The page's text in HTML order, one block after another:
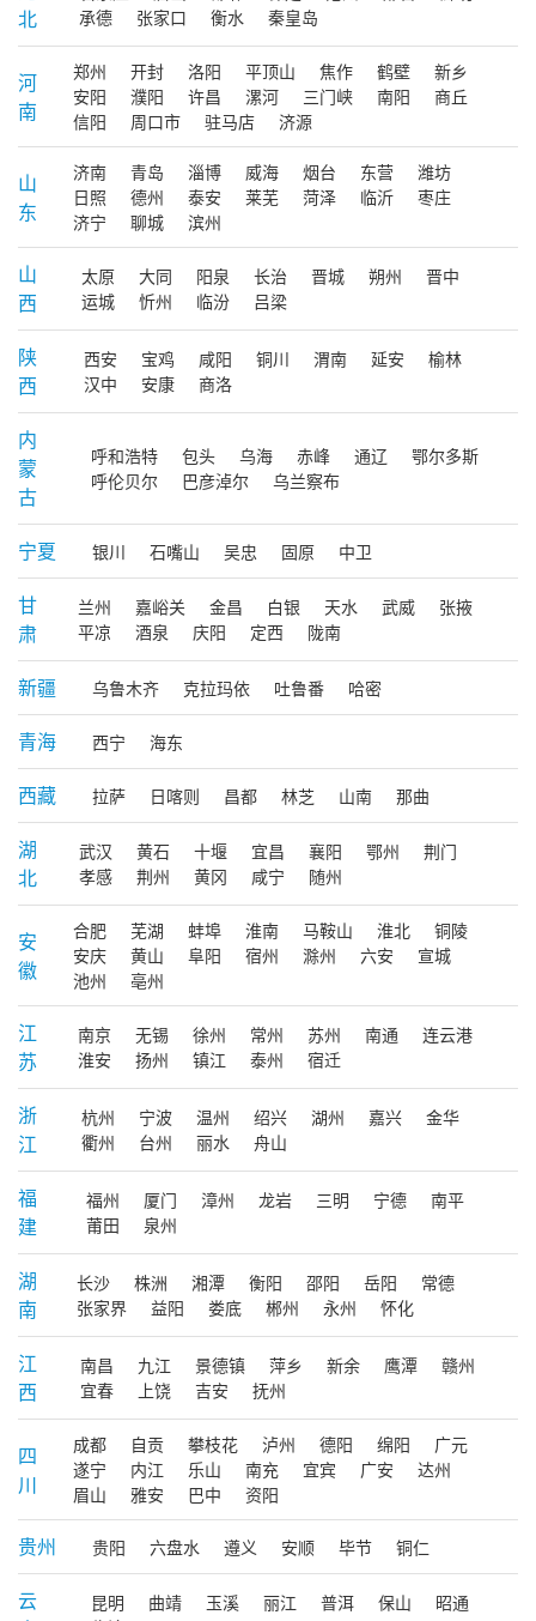
北
承德
张家口 衡水 秦皇岛
河
南
郑州 开封 洛阳 平顶山 焦作 鹤壁
新乡
安阳
濮阳 许昌 漯河 三门峡 南阳
商丘
信阳
周口市 驻马店 济源
山
东
济南 青岛 淄博 威海 烟台 东营
潍坊
日照
德州 泰安 莱芜 菏泽 临沂
枣庄
济宁
聊城 滨州
山
西
太原 大同 阳泉 长治 晋城 朔州
晋中
运城
忻州 临汾 吕梁
陕
西
西安 宝鸡 咸阳 铜川 渭南 延安
榆林
汉中
安康 商洛
内
蒙
古
呼和浩特 包头 乌海 赤峰 通辽
鄂尔多斯
呼伦贝尔
巴彦淖尔 乌兰察布
宁夏 银川 石嘴山 吴忠 固原 中卫
甘
肃
兰州 嘉峪关 金昌 白银 天水 武威
张掖
平凉
酒泉 庆阳 定西 陇南
新疆 乌鲁木齐 克拉玛依 吐鲁番 哈密
青海 西宁 海东
西藏 拉萨 日喀则 昌都 林芝 山南 那曲
湖
北
武汉 黄石 十堰 宜昌 襄阳 鄂州
荆门
孝感
荆州 黄冈 咸宁 随州
安
徽
合肥 芜湖 蚌埠 淮南 马鞍山 淮北
铜陵
安庆
黄山 阜阳 宿州 滁州 六安
宣城
池州
亳州
江
苏
南京 无锡 徐州 常州 苏州 南通
连云港
淮安
扬州 镇江 泰州 宿迁
浙
江
杭州 宁波 温州 绍兴 湖州 嘉兴
金华
衢州
台州 丽水 舟山
福
建
福州 厦门 漳州 龙岩 三明 宁德
南平
莆田
泉州
湖
南
长沙 株洲 湘潭 衡阳 邵阳 岳阳
常德
张家界
益阳 娄底 郴州 永州 怀化
江
西
南昌 九江 景德镇 萍乡 新余 鹰潭
赣州
宜春
上饶 吉安 抚州
四
川
成都 自贡 攀枝花 泸州 德阳 绵阳
广元
遂宁
内江 乐山 南充 宜宾 广安
达州
眉山
雅安 巴中 资阳
贵州 贵阳 六盘水 遵义 安顺 毕节 铜仁
云
昆明 曲靖 玉溪 丽江 普洱 保山
昭通